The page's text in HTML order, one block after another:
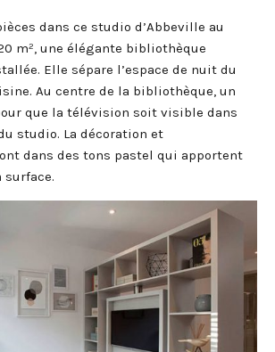
dans ce studio d’Abbeville au
m², une élégante bibliothèque
Elle sépare l’espace de nuit du
Au centre de la bibliothèque, un
que la télévision soit visible dans
studio. La décoration et
dans des tons pastel qui apportent
surface.